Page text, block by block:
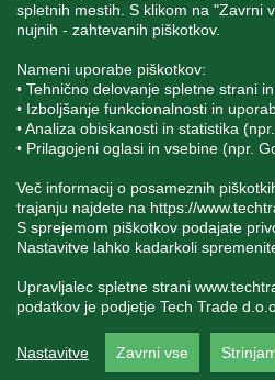
spletnih mestih. S klikom na "Zavrni
nujnih - zahtevanih piškotkov.
Nameni uporabe piškotkov:
• Tehnično delovanje spletne strani
• Izboljšanje funkcionalnosti in
• Analiza obiskanosti in statistika
• Prilagojeni oglasi in vsebine (npr.
Več informacij o posameznih
trajanju najdete na https://
S sprejemom piškotkov podajate
Nastavitve lahko kadarkoli
Upravljalec spletne strani
podatkov je podjetje Tech Trade
Nastavitve Zavrni vse
Blatnica 8,
V podjetju TechTrade Trzin si
pravilne in verodostojne
spletni strani zasledite